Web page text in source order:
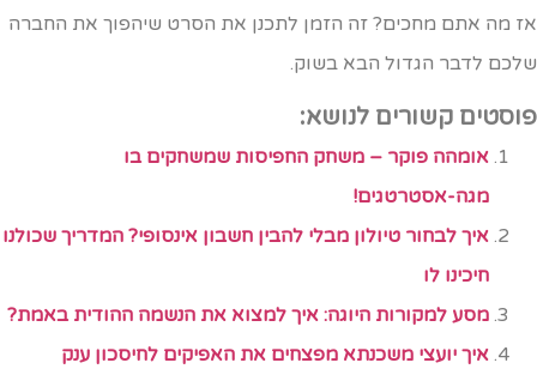
מה אתם מחכים? זה הזמן לתכנן את הסרט שיהפוך את החברה
לדבר הגדול הבא בשוק.
קשורים לנושא:
אומהה פוקר – משחק החפיסות שמשחקים בו
מגה-אסטרטגים!
איך לבחור טיולון מבלי להבין חשבון אינסופי? המדריך שכולנו
חיכינו לו
מסע למקורות היוגה: איך למצוא את הנשמה ההודית באמת?
איך יועצי משכנתא מפצחים את האפיקים לחיסכון ענק